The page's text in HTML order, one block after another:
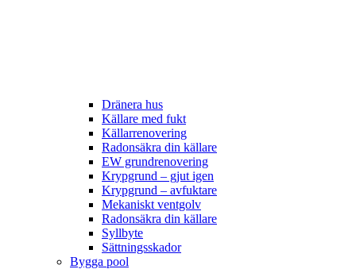
Dränera hus
Källare med fukt
Källarrenovering
Radonsäkra din källare
EW grundrenovering
Krypgrund – gjut igen
Krypgrund – avfuktare
Mekaniskt ventgolv
Radonsäkra din källare
Syllbyte
Sättningsskador
Bygga pool